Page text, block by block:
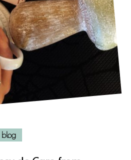
blog